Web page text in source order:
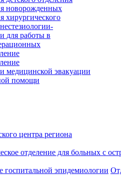
новорожденных
хирургического
для работы в
медицинской эвакуации
помощи
центра региона
отделение для больных с
госпитальной эпидемиологии